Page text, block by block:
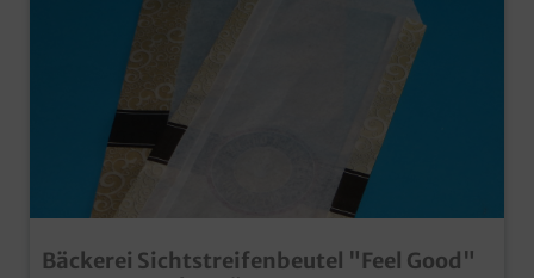
Bäckerei Sichtstreifenbeutel "Feel Good"